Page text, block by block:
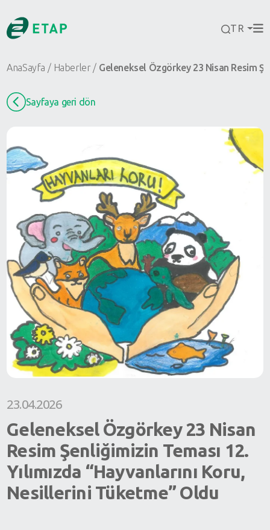
TR
AnaSayfa Haberler Geleneksel Özgörkey 23 Nisan Resim
Sayfaya geri dön
23.04.2026
Geleneksel Özgörkey 23 Nisan
Resim Şenliğimizin Teması 12.
Yılımızda “Hayvanlarını Koru,
Nesillerini Tüketme” Oldu